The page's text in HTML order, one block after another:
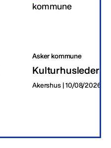
Asker kommune
Kulturhusleder
Akershus | 10/08/2026